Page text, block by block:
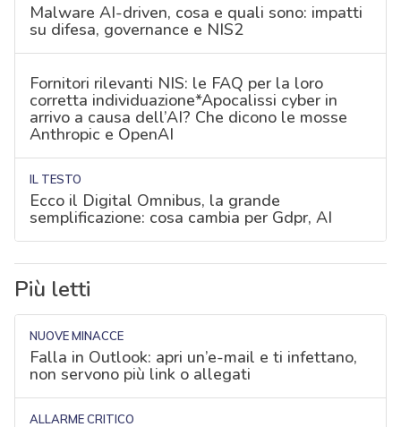
Malware AI-driven, cosa e quali sono: impatti
su difesa, governance e NIS2
Fornitori rilevanti NIS: le FAQ per la loro
corretta individuazione*Apocalissi cyber in
arrivo a causa dell’AI? Che dicono le mosse
Anthropic e OpenAI
IL TESTO
Ecco il Digital Omnibus, la grande
semplificazione: cosa cambia per Gdpr, AI
Più letti
NUOVE MINACCE
Falla in Outlook: apri un’e-mail e ti infettano,
non servono più link o allegati
ALLARME CRITICO